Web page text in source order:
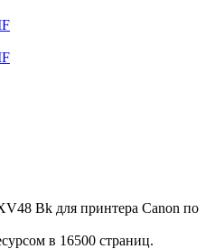
Bk для принтера Canon по
в 16500 страниц.